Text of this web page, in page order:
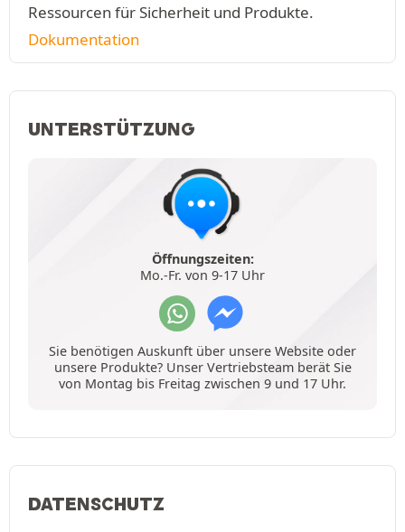
Ressourcen für Sicherheit und Produkte.
Dokumentation
UNTERSTÜTZUNG
Öffnungszeiten:
Mo.-Fr. von 9-17 Uhr
Sie benötigen Auskunft über unsere Website oder
unsere Produkte? Unser Vertriebsteam berät Sie
von Montag bis Freitag zwischen 9 und 17 Uhr.
DATENSCHUTZ